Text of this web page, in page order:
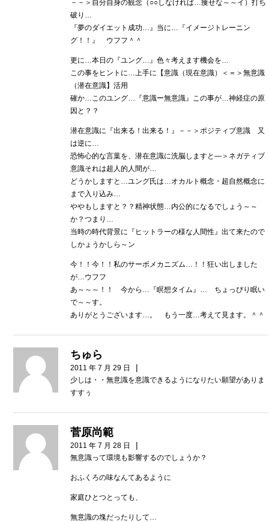
－－＞自分自身の観念（○○しなければ…痩せな～～イ）打ち
破り…
『夢のダイエット成功…』当に…『イメージトレーニン
グ！！』 ウフフ＾＾
更に…本日の『ユング…』色々考えます機会を…
この事をヒントに…上手に【意識（現在意識）＜＝＞無意識
（潜在意識】活用
確か…このユング…『意識ー無意識』この事が…神経症の原
因と？？
潜在意識に『出来る！出来る！』－－＞ポジティブ意識 又
は逆に…
恐怖心的な言葉を、潜在意識に洗脳しますと―＞ネガティブ
意識それは超人的人間が…
どうかしますと…ユング氏は…オカルト概念・超自然概念に
まで入り込み…
ややもしますと？？精神状態…内公的になるでしょう～～
か？つまり…
当時の時代背景に『ヒットラーの様な人間性』出て来たので
しかょうかしら～ン
今！！今！！私のサーボメカニズム…！！狂い出しました
が…ウフフ
あ～～～！！ 今から…『瞑想タイム』… ちょっぴり眠い
で～～す。
ありがとうございます…。 もう一度…考えて見ます。＾＾
ちゅら
2011 年 7 月 29 日 |
少しは・・無意識を意識できるようになりたい願望がありま
すすぅ
菅原尚範
2011 年 7 月 28 日 |
無意識って環境も影響するのでしょうか？
おふくろの味なんてあるように
家庭ひとつとっても、
無意識の塊だったりして…